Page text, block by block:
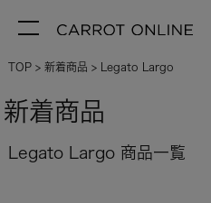
TOP 新着商品 Legato Largo
新着商品
Legato Largo 商品一覧